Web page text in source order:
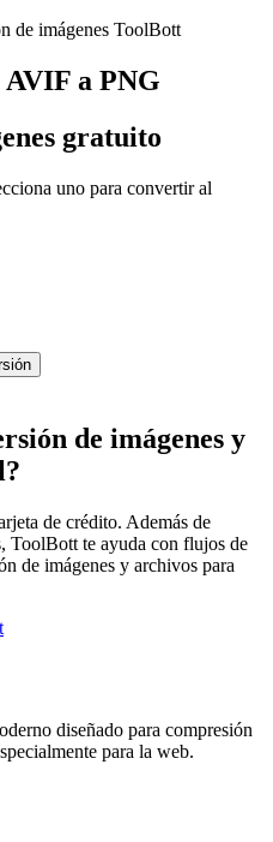
de imágenes ToolBott
a PNG
gratuito
uno para convertir al
de imágenes y
de crédito. Además de
ToolBott te ayuda con flujos de
de imágenes y archivos para
diseñado para compresión
para la web.